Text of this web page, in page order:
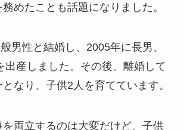
めたことも話題になりました。
男性と結婚し、2005年に長男、
出産しました。その後、離婚して
なり、子供2人を育てています。
を両立するのは大変だけど、子供